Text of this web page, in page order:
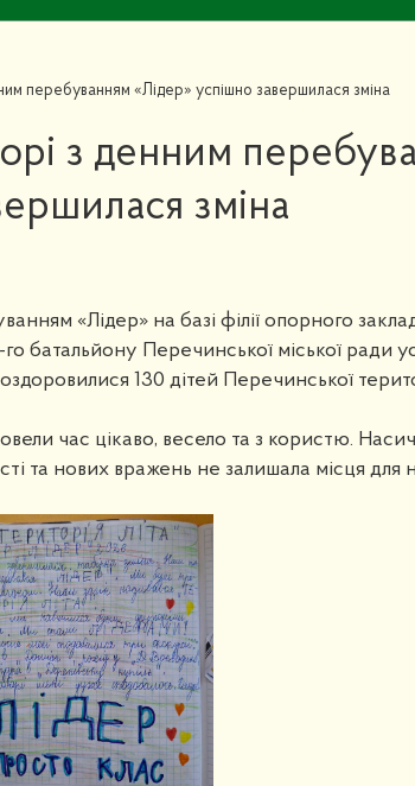
перебуванням «Лідер» успішно завершилася зміна
з денним
зміна
«Лідер» на базі філії опорного
батальйону Перечинської міської ради
130 дітей Перечинської
час цікаво, весело та з користю.
та нових вражень не залишала місця для